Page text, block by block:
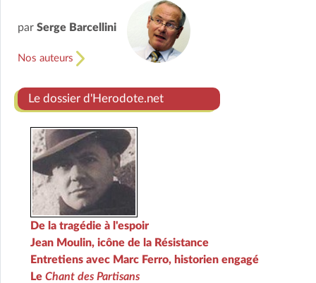
par Serge Barcellini
Nos auteurs
Le dossier d'Herodote.net
De la tragédie à l'espoir
Jean Moulin, icône de la Résistance
Entretiens avec Marc Ferro, historien engagé
Le Chant des Partisans